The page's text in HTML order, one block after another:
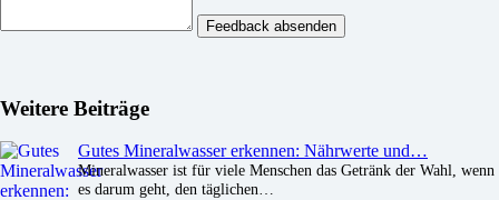
Feedback absenden
Weitere Beiträge
Gutes Mineralwasser erkennen: Nährwerte und…
Mineralwasser ist für viele Menschen das Getränk der Wahl, wenn
es darum geht, den täglichen…